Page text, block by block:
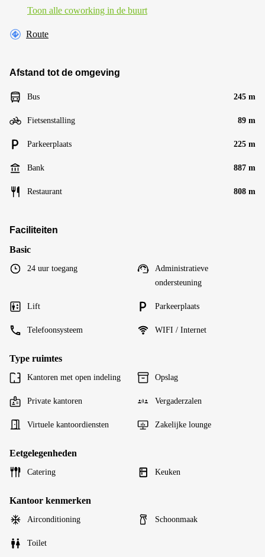
Toon alle сoworking in de buurt
Route
Afstand tot de omgeving
Bus 245 m
Fietsenstalling 89 m
Parkeerplaats 225 m
Bank 887 m
Restaurant 808 m
Faciliteiten
Basic
24 uur toegang
Administratieve
ondersteuning
Lift Parkeerplaats
Telefoonsysteem WIFI / Internet
Type ruimtes
Kantoren met open indeling Opslag
Private kantoren Vergaderzalen
Virtuele kantoordiensten Zakelijke lounge
Eetgelegenheden
Catering Keuken
Kantoor kenmerken
Airconditioning Schoonmaak
Toilet